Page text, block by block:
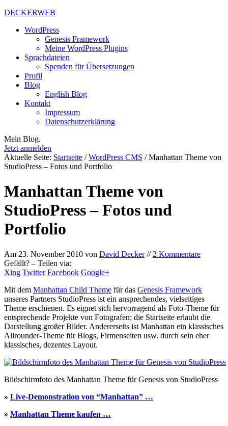
DECKERWEB
WordPress
Genesis Framework
Meine WordPress Plugins
Sprachdateien
Spenden für Übersetzungen
Profil
Blog
English Blog
Kontakt
Impressum
Datenschutzerklärung
Mein Blog.
Jetzt anmelden
Aktuelle Seite: Startseite / WordPress CMS /Manhattan Theme von
StudioPress – Fotos und Portfolio
Manhattan Theme von
StudioPress – Fotos und
Portfolio
Am 23. November 2010 von David Decker// 2 Kommentare
Gefällt? – Teilen via:
Xing Twitter Facebook Google+
Mit dem Manhattan Child Theme für das Genesis Framework
unseres Partners StudioPress ist ein ansprechendes, vielseitiges
Theme erschienen. Es eignet sich hervorragend als Foto-Theme für
entsprechende Projekte von Fotografen; die Startseite erlaubt die
Darstellung großer Bilder. Andererseits ist Manhattan ein klassisches
Allrounder-Theme für Blogs, Firmenseiten usw. durch sein eher
klassisches, dezentes Layout.
Bildschirmfoto des Manhattan Theme für Genesis von StudioPress
» Live-Demonstration von “Manhattan” …
» Manhattan Theme kaufen …